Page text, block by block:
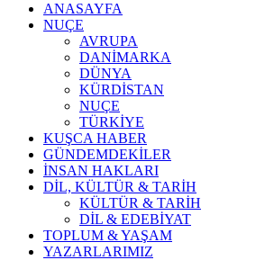
ANASAYFA
NUÇE
AVRUPA
DANİMARKA
DÜNYA
KÜRDİSTAN
NUÇE
TÜRKİYE
KUŞCA HABER
GÜNDEMDEKİLER
İNSAN HAKLARI
DİL, KÜLTÜR & TARİH
KÜLTÜR & TARİH
DİL & EDEBİYAT
TOPLUM & YAŞAM
YAZARLARIMIZ